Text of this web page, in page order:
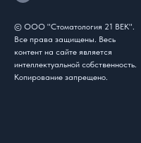
© ООО "Стоматология 21 ВЕК".
Все права защищены. Весь
контент на сайте является
интеллектуальной собственность.
Копирование запрещено.